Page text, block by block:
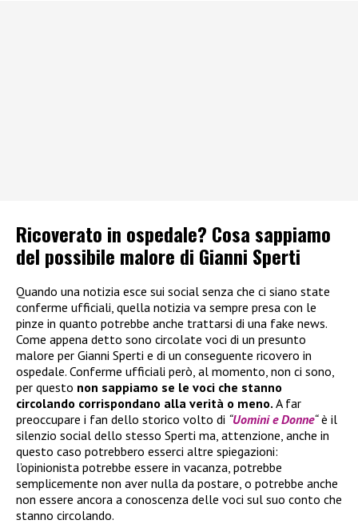
Ricoverato in ospedale? Cosa sappiamo
del possibile malore di Gianni Sperti
Quando una notizia esce sui social senza che ci siano state
conferme ufficiali, quella notizia va sempre presa con le
pinze in quanto potrebbe anche trattarsi di una fake news.
Come appena detto sono circolate voci di un presunto
malore per Gianni Sperti e di un conseguente ricovero in
ospedale. Conferme ufficiali però, al momento, non ci sono,
per questo non sappiamo se le voci che stanno
circolando corrispondano alla verità o meno. A far
preoccupare i fan dello storico volto di “Uomini e Donne“è il
silenzio social dello stesso Sperti ma, attenzione, anche in
questo caso potrebbero esserci altre spiegazioni:
l’opinionista potrebbe essere in vacanza, potrebbe
semplicemente non aver nulla da postare, o potrebbe anche
non essere ancora a conoscenza delle voci sul suo conto che
stanno circolando.